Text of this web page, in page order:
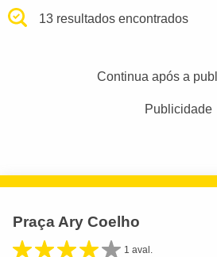
13 resultados encontrados
Continua após a
Publicidade
Praça Ary Coelho
1 aval.